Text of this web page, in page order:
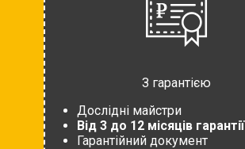
З гарантією
Дослідні майстри
Від 3 до 12 місяців гарантії
Гарантійний документ